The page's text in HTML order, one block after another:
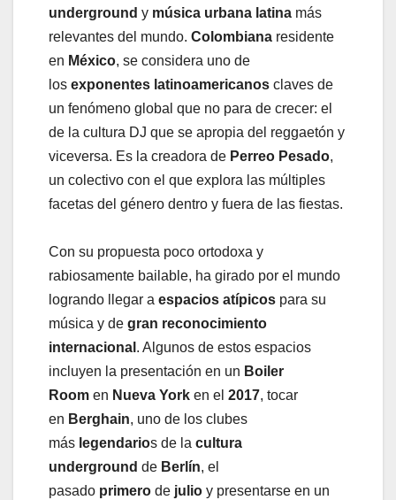
underground y música urbana latina más
relevantes del mundo. Colombiana residente
en México, se considera uno de
los exponentes latinoamericanos claves de
un fenómeno global que no para de crecer: el
de la cultura DJ que se apropia del reggaetón y
viceversa. Es la creadora de Perreo Pesado,
un colectivo con el que explora las múltiples
facetas del género dentro y fuera de las fiestas.
Con su propuesta poco ortodoxa y
rabiosamente bailable, ha girado por el mundo
logrando llegar a espacios atípicos para su
música y de gran reconocimiento
internacional . Algunos de estos espacios
incluyen la presentación en un Boiler
Room en Nueva York en el 2017, tocar
en Berghain, uno de los clubes
más legendarios de la cultura
underground de Berlín, el
pasado primero de julio y presentarse en un